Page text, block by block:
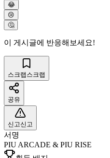
😂
😢
🤔
이 게시글에 반응해보세요!
스크랩 스크랩
공유
신고신고
서명
PIU ARCADE & PIU RISE